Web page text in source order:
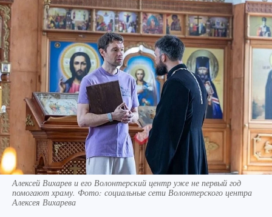
Алексей Вихарев и его Волонтерский центр уже не первый год
помогают храму. Фото: социальные сети Волонтерского центра
Алексея Вихарева